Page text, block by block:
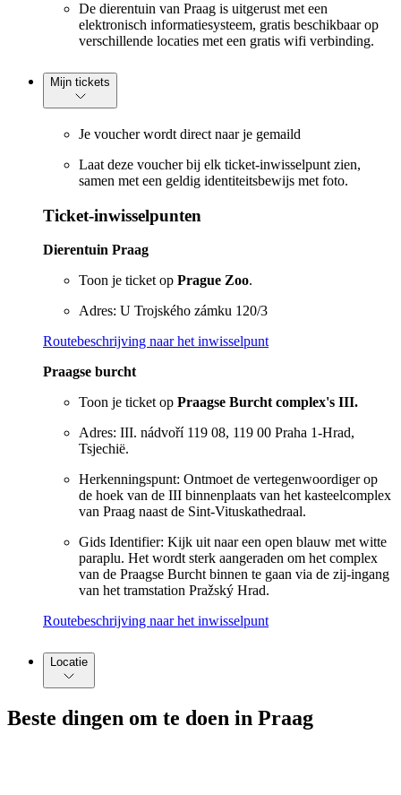
De dierentuin van Praag is uitgerust met een
elektronisch informatiesysteem, gratis beschikbaar op
verschillende locaties met een gratis wifi verbinding.
Mijn tickets
Je voucher wordt direct naar je gemaild
Laat deze voucher bij elk ticket-inwisselpunt zien,
samen met een geldig identiteitsbewijs met foto.
Ticket-inwisselpunten
Dierentuin Praag
Toon je ticket op Prague Zoo.
Adres: U Trojského zámku 120/3
Routebeschrijving naar het inwisselpunt
Praagse burcht
Toon je ticket op Praagse Burcht complex's III.
Adres: III. nádvoří 119 08, 119 00 Praha 1-Hrad,
Tsjechië.
Herkenningspunt: Ontmoet de vertegenwoordiger op
de hoek van de III binnenplaats van het kasteelcomplex
van Praag naast de Sint-Vituskathedraal.
Gids Identifier: Kijk uit naar een open blauw met witte
paraplu. Het wordt sterk aangeraden om het complex
van de Praagse Burcht binnen te gaan via de zij-ingang
van het tramstation Pražský Hrad.
Routebeschrijving naar het inwisselpunt
Locatie
Beste dingen om te doen in Praag